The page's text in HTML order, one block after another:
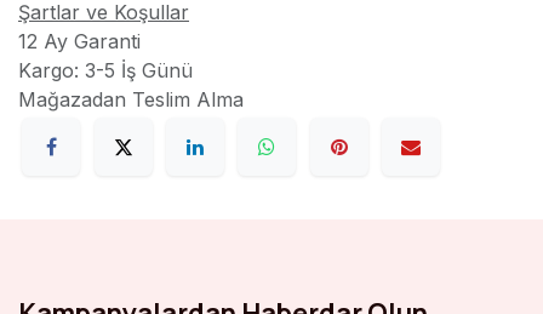
Şartlar ve Koşullar
12 Ay Garanti
Kargo: 3-5 İş Günü
Mağazadan Teslim Alma